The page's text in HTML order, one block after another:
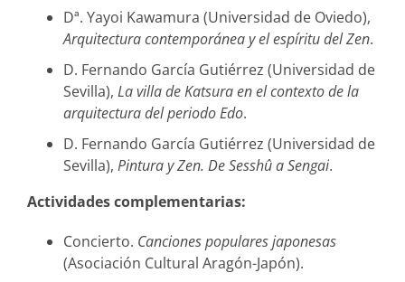
Dª. Yayoi Kawamura (Universidad de Oviedo),
Arquitectura contemporánea y el espíritu del Zen.
D. Fernando García Gutiérrez (Universidad de
Sevilla), La villa de Katsura en el contexto de la
arquitectura del periodo Edo.
D. Fernando García Gutiérrez (Universidad de
Sevilla), Pintura y Zen. De Sesshû a Sengai.
Actividades complementarias:
Concierto. Canciones populares japonesas
(Asociación Cultural Aragón-Japón).